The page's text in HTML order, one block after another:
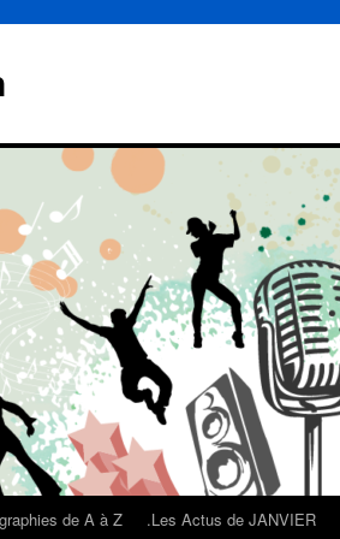
de A à Z .Les Actus de JANVIER